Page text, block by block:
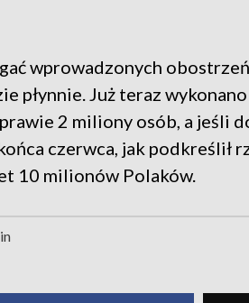
wprowadzonych
płynnie. Już teraz
2 miliony osób, a jeśli
czerwca, jak podkreślił
10 milionów Polaków.